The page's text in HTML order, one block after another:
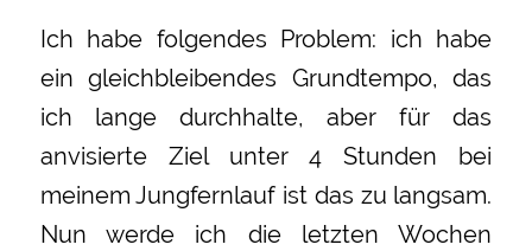
Ich habe folgendes Problem: ich habe
ein gleichbleibendes Grundtempo, das
ich lange durchhalte, aber für das
anvisierte Ziel unter 4 Stunden bei
meinem Jungfernlauf ist das zu langsam.
Nun werde ich die letzten Wochen